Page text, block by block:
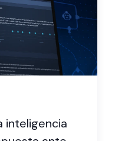
inteligencia